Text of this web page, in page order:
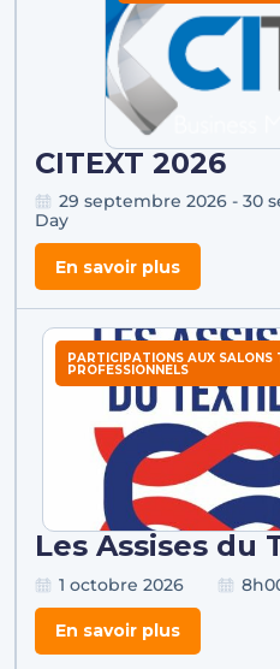
CITEXT 2026
29 septembre 2026 - 30
Day
En savoir plus
PARTICIPATIONS AUX SALONS
PROFESSIONNELS
Les Assises du
1 octobre 2026
En savoir plus